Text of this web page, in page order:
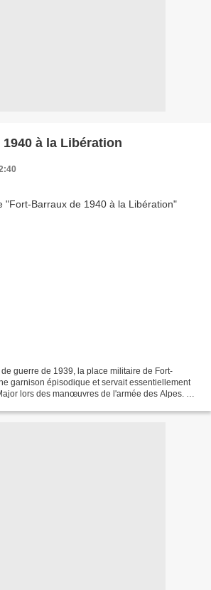
à la Libération
guerre de 1939, la place militaire de Fort-
garnison épisodique et servait essentiellement
lors des manœuvres de l'armée des Alpes. On